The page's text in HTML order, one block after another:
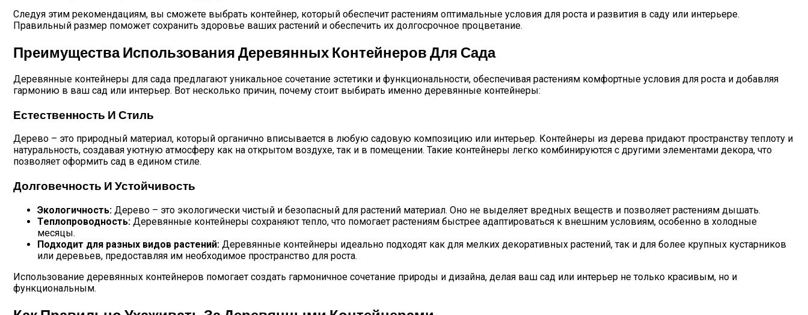
Следуя этим рекомендациям, вы сможете выбрать контейнер, который обеспечит растениям оптимальные условия для роста и развития в саду или интерьере.
Правильный размер поможет сохранить здоровье ваших растений и обеспечить их долгосрочное процветание.
Преимущества Использования Деревянных Контейнеров Для Сада
Деревянные контейнеры для сада предлагают уникальное сочетание эстетики и функциональности, обеспечивая растениям комфортные условия для роста и добавляя
гармонию в ваш сад или интерьер. Вот несколько причин, почему стоит выбирать именно деревянные контейнеры:
Естественность И Стиль
Дерево – это природный материал, который органично вписывается в любую садовую композицию или интерьер. Контейнеры из дерева придают пространству теплоту и
натуральность, создавая уютную атмосферу как на открытом воздухе, так и в помещении. Такие контейнеры легко комбинируются с другими элементами декора, что
позволяет оформить сад в едином стиле.
Долговечность И Устойчивость
Экологичность: Дерево – это экологически чистый и безопасный для растений материал. Оно не выделяет вредных веществ и позволяет растениям дышать.
Теплопроводность: Деревянные контейнеры сохраняют тепло, что помогает растениям быстрее адаптироваться к внешним условиям, особенно в холодные
месяцы.
Подходит для разных видов растений: Деревянные контейнеры идеально подходят как для мелких декоративных растений, так и для более крупных кустарников
или деревьев, предоставляя им необходимое пространство для роста.
Использование деревянных контейнеров помогает создать гармоничное сочетание природы и дизайна, делая ваш сад или интерьер не только красивым, но и
функциональным.